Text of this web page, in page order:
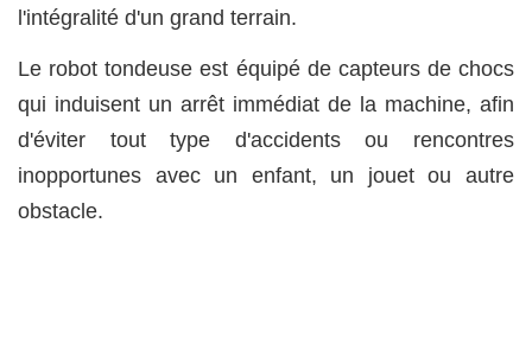
l'intégralité d'un grand terrain.
Le robot tondeuse est équipé de capteurs de chocs
qui induisent un arrêt immédiat de la machine, afin
d'éviter tout type d'accidents ou rencontres
inopportunes avec un enfant, un jouet ou autre
obstacle.